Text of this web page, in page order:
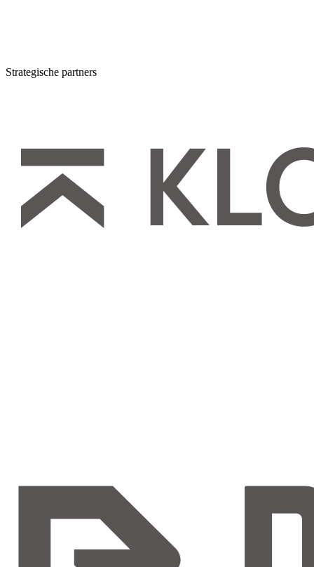
Strategische partners